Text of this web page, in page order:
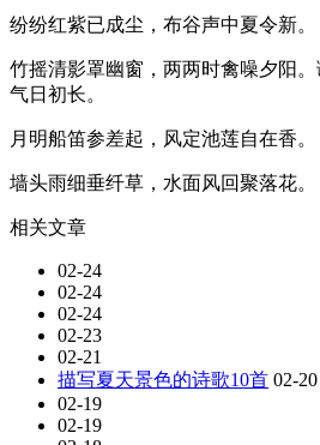
纷纷红紫已成尘，布谷声中夏令新。
竹摇清影罩幽窗，两两时禽噪夕阳
气日初长。
月明船笛参差起，风定池莲自在香。
墙头雨细垂纤草，水面风回聚落花。
相关文章
02-24
02-24
02-24
02-23
02-21
描写夏天景色的诗歌10首 02-20
02-19
02-19